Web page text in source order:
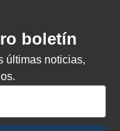
boletín
últimas noticias,